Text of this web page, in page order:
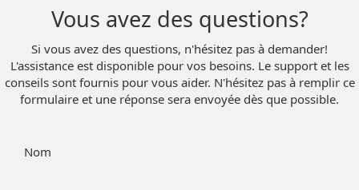
Vous avez des questions?
Si vous avez des questions, n'hésitez pas à demander!
L'assistance est disponible pour vos besoins. Le support et les
conseils sont fournis pour vous aider. N'hésitez pas à remplir ce
formulaire et une réponse sera envoyée dès que possible.
Nom